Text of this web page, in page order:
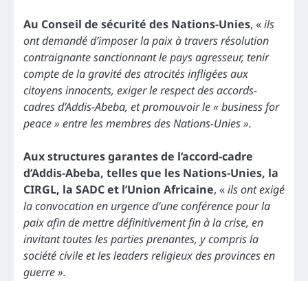
Au Conseil de sécurité des Nations-Unies, «ils
ont demandé d’imposer la paix à travers résolution
contraignante sanctionnant le pays agresseur, tenir
compte de la gravité des atrocités infligées aux
citoyens innocents, exiger le respect des accords-
cadres d’Addis-Abeba, et promouvoir le « business for
peace » entre les membres des Nations-Unies ».
Aux structures garantes de l’accord-cadre
d’Addis-Abeba, telles que les Nations-Unies, la
CIRGL, la SADC et l’Union Africaine, «ils ont exigé
la convocation en urgence d’une conférence pour la
paix afin de mettre définitivement fin à la crise, en
invitant toutes les parties prenantes, y compris la
société civile et les leaders religieux des provinces en
guerre ».